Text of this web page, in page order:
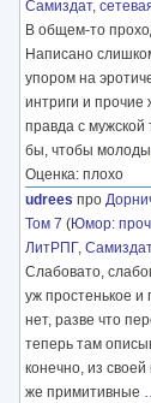
Самиздат,
В общем-то
Написано
упором на
интриги и
правда с мужской
бы, чтобы
Оценка: плохо
udrees про
Том 7 (Юмор:
ЛитРПГ,
Слабовато,
уж простенькое и
нет, разве что
теперь там
конечно, из своей
же примитивные